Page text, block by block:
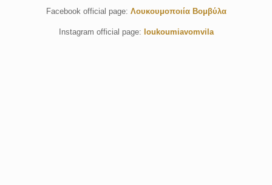
Facebook official page: Λουκουμοποιία Βομβύλα
Instagram official page: loukoumiavomvila